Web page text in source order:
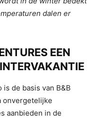
dalen er
EEN
de basis van B&B
onvergetelijke
aanbieden in de